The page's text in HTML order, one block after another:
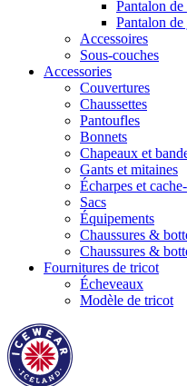
Pantalon
Pantalon
Accessoires
Sous-couches
Accessories
Couvertures
Chaussettes
Pantoufles
Bonnets
Chapeaux et
Gants et mitaines
Écharpes et
Sacs
Équipements
Chaussures &
Chaussures &
Fournitures de tricot
Écheveaux
Modèle de tricot